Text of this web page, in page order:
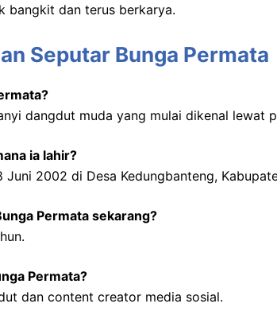
bangkit dan terus berkarya.
Seputar Bunga Permata
dangdut muda yang mulai dikenal lewat
ia lahir?
Juni 2002 di Desa Kedungbanteng,
Permata sekarang?
Permata?
dan content creator media sosial.